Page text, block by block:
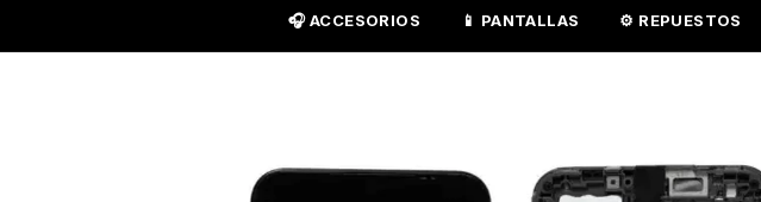
🎧 ACCESORIOS 📱 PANTALLAS ⚙️ REPUESTOS